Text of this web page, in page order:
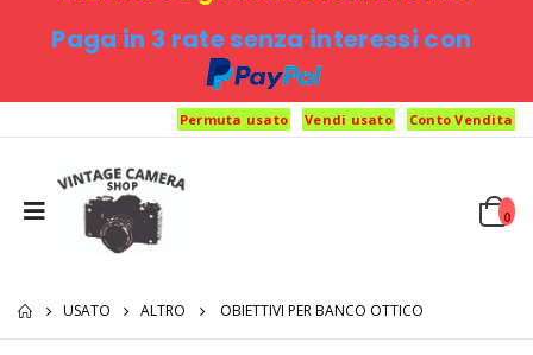
Paga in 3 rate senza interessi con
Permuta usato Vendi usato Conto Vendita
0
USATO ALTRO OBIETTIVI PER BANCO OTTICO